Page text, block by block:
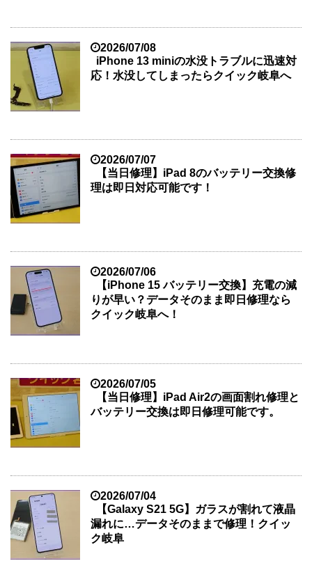
2026/07/08
iPhone 13 miniの水没トラブルに迅速対
応！水没してしまったらクイック岐阜へ
2026/07/07
【当日修理】iPad 8のバッテリー交換修
理は即日対応可能です！
2026/07/06
【iPhone 15 バッテリー交換】充電の減
りが早い？データそのまま即日修理なら
クイック岐阜へ！
2026/07/05
【当日修理】iPad Air2の画面割れ修理と
バッテリー交換は即日修理可能です。
2026/07/04
【Galaxy S21 5G】ガラスが割れて液晶
漏れに…データそのままで修理！クイッ
ク岐阜